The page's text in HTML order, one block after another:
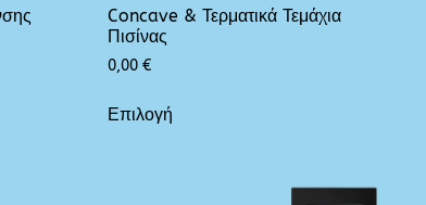
Concave & Τερματικά Τεμάχια
Πισίνας
0,00 €
Επιλογή